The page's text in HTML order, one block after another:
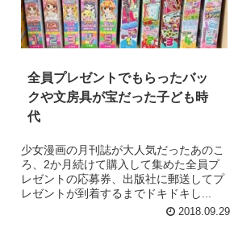
全員プレゼントでもらったバッ
クや文房具が宝だった子ども時
代
少女漫画の月刊誌が大人気だったあのこ
ろ、2か月続けて購入して集めた全員プ
レゼントの応募券、出版社に郵送してプ
レゼントが到着するまでドキドキし...
2018.09.29